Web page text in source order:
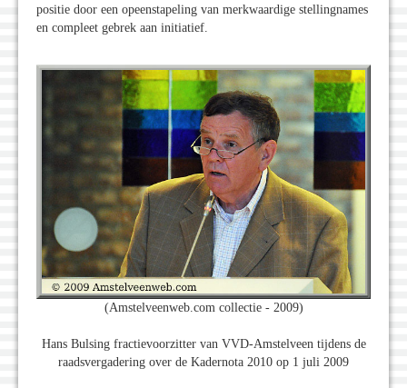
positie door een opeenstapeling van merkwaardige stellingnames
en compleet gebrek aan initiatief.
(Amstelveenweb.com collectie - 2009)
Hans Bulsing fractievoorzitter van VVD-Amstelveen tijdens de
raadsvergadering over de Kadernota 2010 op 1 juli 2009